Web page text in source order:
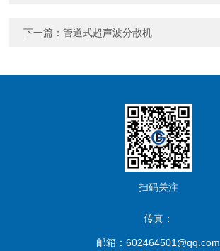
下一篇：管道式超声波分散机
扫码关注
传真：
邮箱：602464501@qq.com